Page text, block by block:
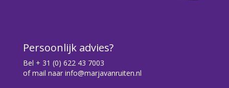
Persoonlijk advies?
Bel + 31 (0) 622 43 7003
of mail naar info@marjavanruiten.nl